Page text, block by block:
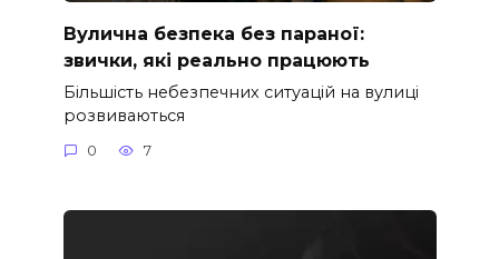
Вулична безпека без параної:
звички, які реально працюють
Більшість небезпечних ситуацій на вулиці
розвиваються
0 7